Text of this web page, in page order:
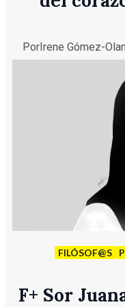
PorIrene Gómez-
FILÓSOF@S
F+ Sor